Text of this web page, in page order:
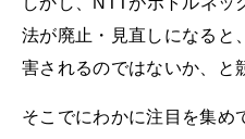
法が廃止・見直しになると
害されるのではないか、と
そこでにわかに注目を集め